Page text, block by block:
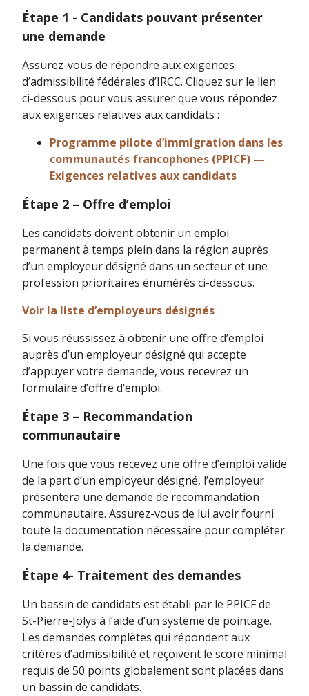
Étape 1 - Candidats pouvant présenter
une demande
Assurez-vous de répondre aux exigences
d’admissibilité fédérales d’IRCC. Cliquez sur le lien
ci-dessous pour vous assurer que vous répondez
aux exigences relatives aux candidats :
Programme pilote d’immigration dans les
communautés francophones (PPICF) —
Exigences relatives aux candidats
Étape 2 – Offre d’emploi
Les candidats doivent obtenir un emploi
permanent à temps plein dans la région auprès
d’un employeur désigné dans un secteur et une
profession prioritaires énumérés ci-dessous.
Voir la liste d’employeurs désignés
Si vous réussissez à obtenir une offre d’emploi
auprès d’un employeur désigné qui accepte
d’appuyer votre demande, vous recevrez un
formulaire d’offre d’emploi.
Étape 3 – Recommandation
communautaire
Une fois que vous recevez une offre d’emploi valide
de la part d’un employeur désigné, l’employeur
présentera une demande de recommandation
communautaire. Assurez-vous de lui avoir fourni
toute la documentation nécessaire pour compléter
la demande.
Étape 4- Traitement des demandes
Un bassin de candidats est établi par le PPICF de
St-Pierre-Jolys à l’aide d’un système de pointage.
Les demandes complètes qui répondent aux
critères d’admissibilité et reçoivent le score minimal
requis de 50 points globalement sont placées dans
un bassin de candidats.